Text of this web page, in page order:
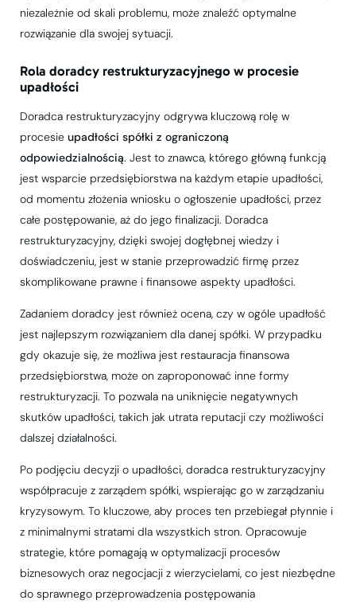
niezależnie od skali problemu, może znaleźć optymalne
rozwiązanie dla swojej sytuacji.
Rola doradcy restrukturyzacyjnego w procesie
upadłości
Doradca restrukturyzacyjny odgrywa kluczową rolę w
procesie upadłości spółki z ograniczoną
odpowiedzialnością. Jest to znawca, którego główną funkcją
jest wsparcie przedsiębiorstwa na każdym etapie upadłości,
od momentu złożenia wniosku o ogłoszenie upadłości, przez
całe postępowanie, aż do jego finalizacji. Doradca
restrukturyzacyjny, dzięki swojej dogłębnej wiedzy i
doświadczeniu, jest w stanie przeprowadzić firmę przez
skomplikowane prawne i finansowe aspekty upadłości.
Zadaniem doradcy jest również ocena, czy w ogóle upadłość
jest najlepszym rozwiązaniem dla danej spółki. W przypadku
gdy okazuje się, że możliwa jest restauracja finansowa
przedsiębiorstwa, może on zaproponować inne formy
restrukturyzacji. To pozwala na uniknięcie negatywnych
skutków upadłości, takich jak utrata reputacji czy możliwości
dalszej działalności.
Po podjęciu decyzji o upadłości, doradca restrukturyzacyjny
współpracuje z zarządem spółki, wspierając go w zarządzaniu
kryzysowym. To kluczowe, aby proces ten przebiegał płynnie i
z minimalnymi stratami dla wszystkich stron. Opracowuje
strategie, które pomagają w optymalizacji procesów
biznesowych oraz negocjacji z wierzycielami, co jest niezbędne
do sprawnego przeprowadzenia postępowania